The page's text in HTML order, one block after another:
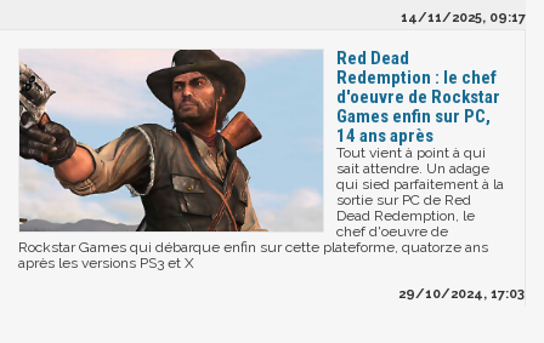
14/11/2025, 09:17
Red Dead
Redemption : le chef
d'oeuvre de Rockstar
Games enfin sur PC,
14 ans après
Tout vient à point à qui
sait attendre. Un adage
qui sied parfaitement à la
sortie sur PC de Red
Dead Redemption, le
chef d'oeuvre de
Rockstar Games qui débarque enfin sur cette plateforme, quatorze ans
après les versions PS3 et X
29/10/2024, 17:03